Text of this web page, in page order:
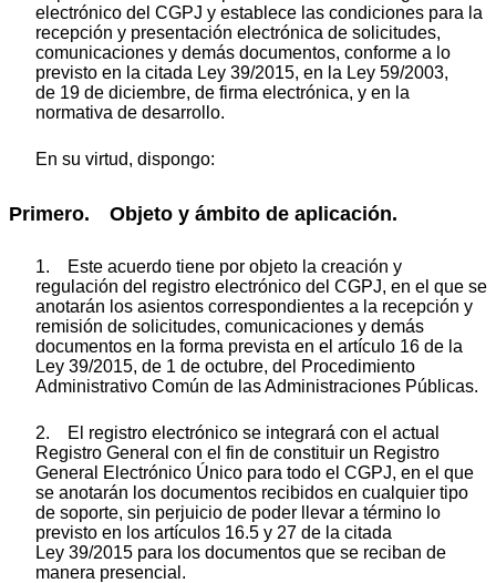
electrónico del CGPJ y establece las condiciones para la
recepción y presentación electrónica de solicitudes,
comunicaciones y demás documentos, conforme a lo
previsto en la citada Ley 39/2015, en la Ley 59/2003,
de 19 de diciembre, de firma electrónica, y en la
normativa de desarrollo.
En su virtud, dispongo:
Primero. Objeto y ámbito de aplicación.
1. Este acuerdo tiene por objeto la creación y
regulación del registro electrónico del CGPJ, en el que se
anotarán los asientos correspondientes a la recepción y
remisión de solicitudes, comunicaciones y demás
documentos en la forma prevista en el artículo 16 de la
Ley 39/2015, de 1 de octubre, del Procedimiento
Administrativo Común de las Administraciones Públicas.
2. El registro electrónico se integrará con el actual
Registro General con el fin de constituir un Registro
General Electrónico Único para todo el CGPJ, en el que
se anotarán los documentos recibidos en cualquier tipo
de soporte, sin perjuicio de poder llevar a término lo
previsto en los artículos 16.5 y 27 de la citada
Ley 39/2015 para los documentos que se reciban de
manera presencial.